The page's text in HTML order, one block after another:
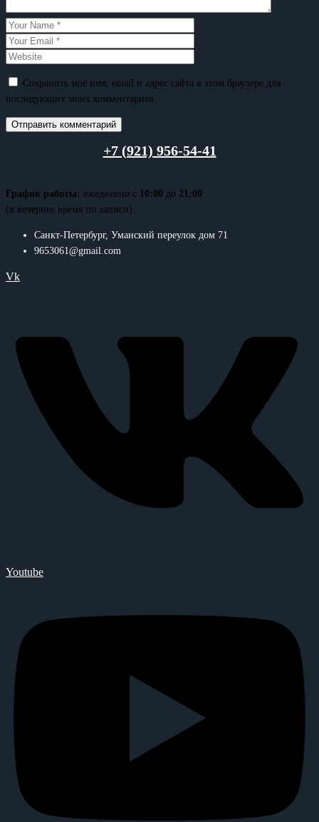
Сохранить моё имя, email и адрес сайта в этом браузере для
последующих моих комментариев.
+7 (921) 956-54-41
График работы: ежедневно с 10:00 до 21:00
(в вечернее время по записи)
Санкт-Петербург, Уманский переулок дом 71
9653061@gmail.com
Vk
Youtube